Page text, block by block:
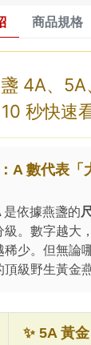
商品規格
4A、5A
10 秒快速
A 數代表「
依據燕盞的
級。數字越大
稀少。但無論
級野生黃金燕
✨ 5A 黃金